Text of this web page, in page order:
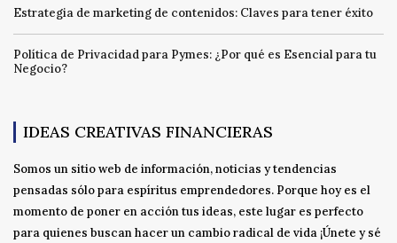
Estrategia de marketing de contenidos: Claves para tener éxito
Política de Privacidad para Pymes: ¿Por qué es Esencial para tu
Negocio?
IDEAS CREATIVAS FINANCIERAS
Somos un sitio web de información, noticias y tendencias
pensadas sólo para espíritus emprendedores. Porque hoy es el
momento de poner en acción tus ideas, este lugar es perfecto
para quienes buscan hacer un cambio radical de vida ¡Únete y sé